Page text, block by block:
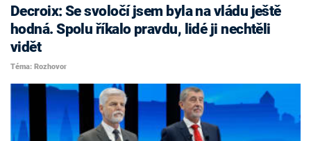
Decroix: Se svoločí jsem byla na vládu ještě
hodná. Spolu říkalo pravdu, lidé ji nechtěli
vidět
Téma: Rozhovor